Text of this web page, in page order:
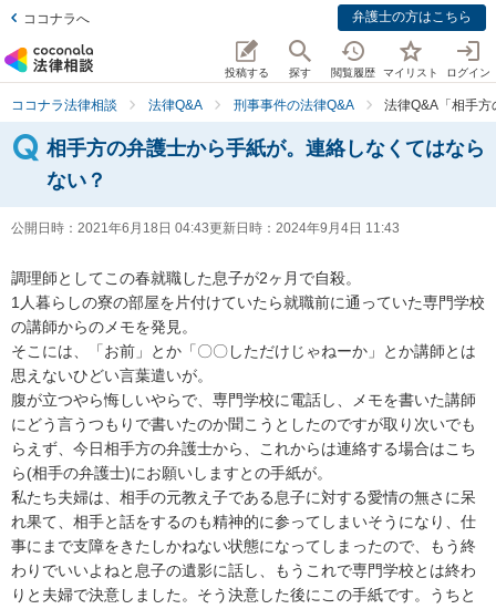
ココナラへ 弁護士の方はこちら
投稿する 探す 閲覧履歴 マイリスト ログイン
ココナラ法律相談 法律Q&A 刑事事件の法律Q&A 法律Q&A「相手
相手方の弁護士から手紙が。連絡しなくてはなら
ない？
公開日時： 2021年6月18日 04:43更新日時： 2024年9月4日 11:43
調理師としてこの春就職した息子が2ヶ月で自殺。
1人暮らしの寮の部屋を片付けていたら就職前に通っていた専門学校
の講師からのメモを発見。
そこには、「お前」とか「〇〇しただけじゃねーか」とか講師とは
思えないひどい言葉遣いが。
腹が立つやら悔しいやらで、専門学校に電話し、メモを書いた講師
にどう言うつもりで書いたのか聞こうとしたのですが取り次いでも
らえず、今日相手方の弁護士から、これからは連絡する場合はこち
ら(相手の弁護士)にお願いしますとの手紙が。
私たち夫婦は、相手の元教え子である息子に対する愛情の無さに呆
れ果て、相手と話をするのも精神的に参ってしまいそうになり、仕
事にまで支障をきたしかねない状態になってしまったので、もう終
わりでいいよねと息子の遺影に話し、もうこれで専門学校とは終わ
りと夫婦で決意しました。そう決意した後にこの手紙です。うちと